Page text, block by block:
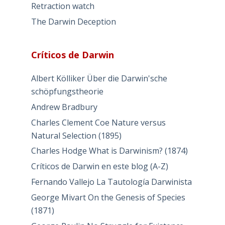
Retraction watch
The Darwin Deception
Críticos de Darwin
Albert Kölliker Über die Darwin'sche
schöpfungstheorie
Andrew Bradbury
Charles Clement Coe Nature versus
Natural Selection (1895)
Charles Hodge What is Darwinism? (1874)
Críticos de Darwin en este blog (A-Z)
Fernando Vallejo La Tautología Darwinista
George Mivart On the Genesis of Species
(1871)